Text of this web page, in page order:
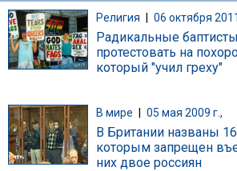
Религия | 06 октября
Радикальные
протестовать на
который "учил греху"
В мире 05 мая 2009 г.,
В Британии названы
которым запрещен
них двое россиян